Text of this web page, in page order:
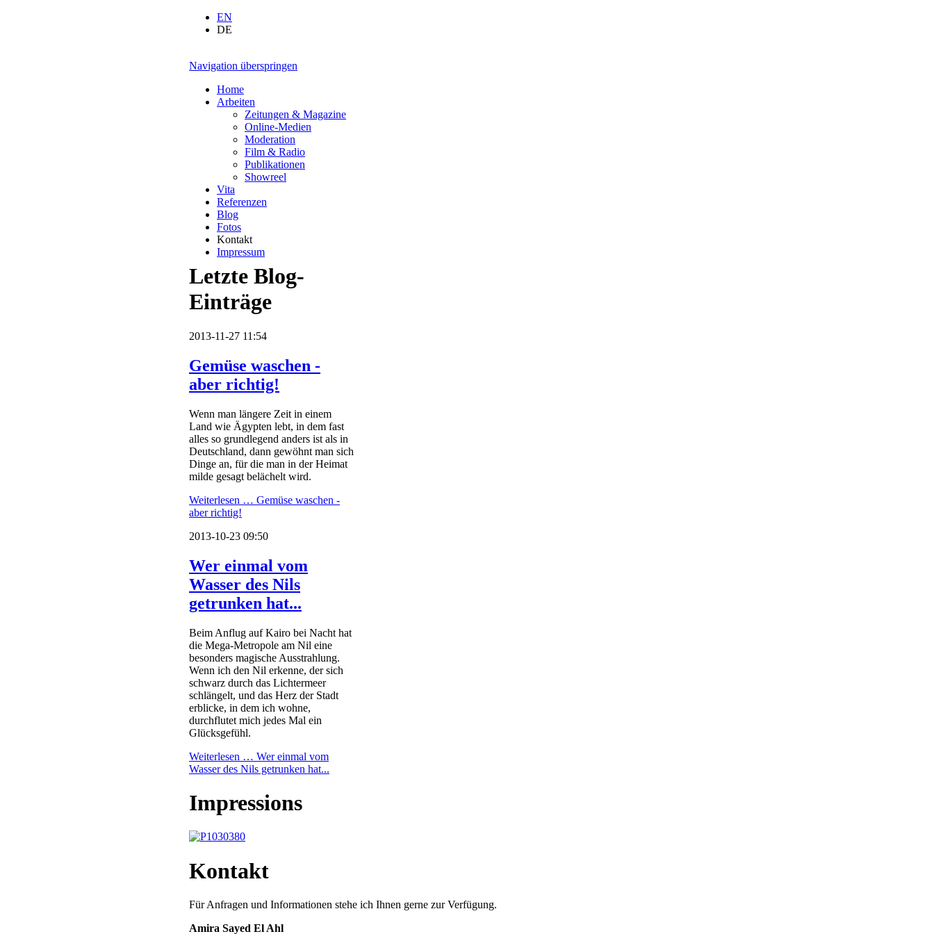
EN
DE
Navigation überspringen
Home
Arbeiten
Zeitungen & Magazine
Online-Medien
Moderation
Film & Radio
Publikationen
Showreel
Vita
Referenzen
Blog
Fotos
Kontakt
Impressum
Letzte Blog-
Einträge
2013-11-27 11:54
Gemüse waschen -
aber richtig!
Wenn man längere Zeit in einem
Land wie Ägypten lebt, in dem fast
alles so grundlegend anders ist als in
Deutschland, dann gewöhnt man sich
Dinge an, für die man in der Heimat
milde gesagt belächelt wird.
Weiterlesen … Gemüse waschen -
aber richtig!
2013-10-23 09:50
Wer einmal vom
Wasser des Nils
getrunken hat...
Beim Anflug auf Kairo bei Nacht hat
die Mega-Metropole am Nil eine
besonders magische Ausstrahlung.
Wenn ich den Nil erkenne, der sich
schwarz durch das Lichtermeer
schlängelt, und das Herz der Stadt
erblicke, in dem ich wohne,
durchflutet mich jedes Mal ein
Glücksgefühl.
Weiterlesen … Wer einmal vom
Wasser des Nils getrunken hat...
Impressions
Kontakt
Für Anfragen und Informationen stehe ich Ihnen gerne zur Verfügung.
Amira Sayed El Ahl